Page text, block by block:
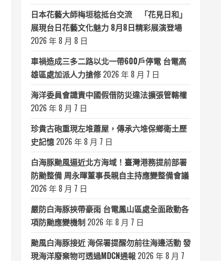
日本花藝大師梅垣稔抵台交流 「花見日和」
展現台日花藝文化魅力 8月8日精彩展演登場
2026 年 8 月 8 日
車禍造成三多二路以北一帶600戶停電 台電高
雄區處加派人力搶修 2026 年 8 月 7 日
海洋委員會譴責中國假借防災違法擴張管轄權
2026 年 8 月 7 日
珍貴古砲重現左堆蕭屋，傳承六堆保鄉衛土歷
史記憶 2026 年 8 月 7 日
白海豚颱風逼近北方海域！臺灣港務提前部署
防颱整備 周永暉董事長親自主持應變整備會議
2026 年 8 月 7 日
嚴防白海豚挾帶豪雨 台電鳳山區處全面啟動各
項防颱應變機制 2026 年 8 月 7 日
颱風白海豚接近 海保署提醒勿前往海邊活動 發
現海洋廢棄物可透過MDCN通報 2026 年 8 月 7